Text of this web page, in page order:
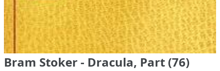
Bram Stoker - Dracula, Part (76)